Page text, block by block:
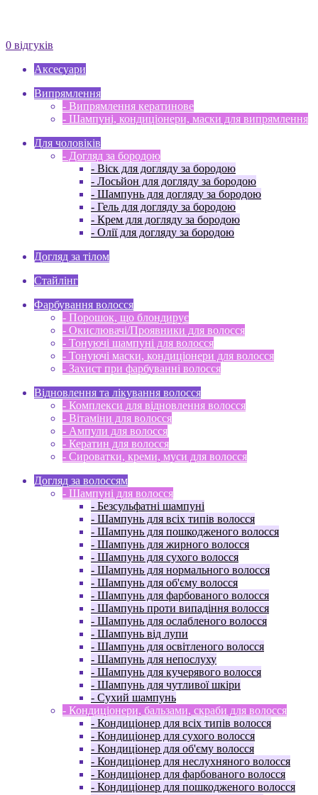
0 відгуків
Аксесуари
Випрямлення
- Випрямлення кератинове
- Шампуні, кондиціонери, маски для випрямлення
Для чоловіків
- Догляд за бородою
- Віск для догляду за бородою
- Лосьйон для догляду за бородою
- Шампунь для догляду за бородою
- Гель для догляду за бородою
- Крем для догляду за бородою
- Олії для догляду за бородою
Догляд за тілом
Стайлінг
Фарбування волосся
- Порошок, що блондирує
- Окислювачі/Проявники для волосся
- Тонуючі шампуні для волосся
- Тонуючі маски, кондиціонери для волосся
- Захист при фарбуванні волосся
Відновлення та лікування волосся
- Комплекси для відновлення волосся
- Вітаміни для волосся
- Ампули для волосся
- Кератин для волосся
- Сироватки, креми, муси для волосся
Догляд за волоссям
- Шампуні для волосся
- Безсульфатні шампуні
- Шампунь для всіх типів волосся
- Шампунь для пошкодженого волосся
- Шампунь для жирного волосся
- Шампунь для сухого волосся
- Шампунь для нормального волосся
- Шампунь для об'єму волосся
- Шампунь для фарбованого волосся
- Шампунь проти випадіння волосся
- Шампунь для ослабленого волосся
- Шампунь від лупи
- Шампунь для освітленого волосся
- Шампунь для непослуху
- Шампунь для кучерявого волосся
- Шампунь для чутливої ​​шкіри
- Сухий шампунь
- Кондиціонери, бальзами, скраби для волосся
- Кондиціонер для всіх типів волосся
- Кондиціонер для сухого волосся
- Кондиціонер для об'єму волосся
- Кондиціонер для неслухняного волосся
- Кондиціонер для фарбованого волосся
- Кондиціонер для пошкодженого волосся